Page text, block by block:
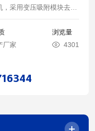
采用变压吸附模块去除
0.5PPM。
厂家
浏览量
4301